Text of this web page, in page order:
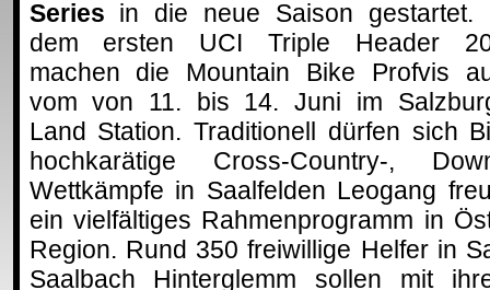
Series in die neue Saison gestartet.
dem ersten UCI Triple Header
machen die Mountain Bike Profvis
vom von 11. bis 14. Juni im
Land Station. Traditionell dürfen sich
hochkarätige Cross-Country-,
Wettkämpfe in Saalfelden Leogang
ein vielfältiges Rahmenprogramm in
Region. Rund 350 freiwillige Helfer in
Saalbach Hinterglemm sollen mit